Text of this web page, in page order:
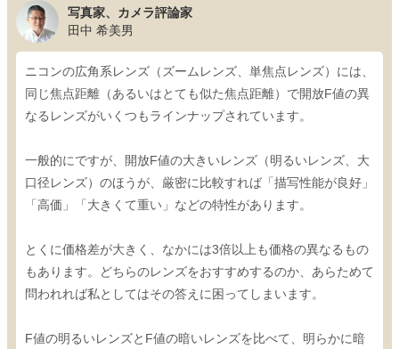
写真家、カメラ評論家
田中 希美男
ニコンの広角系レンズ（ズームレンズ、単焦点レンズ）には、
同じ焦点距離（あるいはとても似た焦点距離）で開放F値の異
なるレンズがいくつもラインナップされています。
一般的にですが、開放F値の大きいレンズ（明るいレンズ、大
口径レンズ）のほうが、厳密に比較すれば「描写性能が良好」
「高価」「大きくて重い」などの特性があります。
とくに価格差が大きく、なかには3倍以上も価格の異なるもの
もあります。どちらのレンズをおすすめするのか、あらためて
問われれば私としてはその答えに困ってしまいます。
F値の明るいレンズとF値の暗いレンズを比べて、明らかに暗